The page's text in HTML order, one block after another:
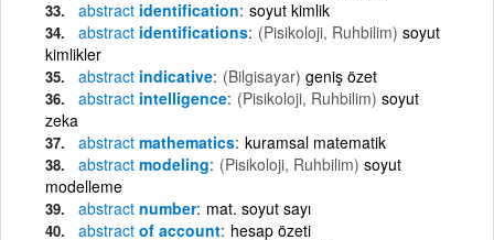
abstract identification soyut kimlik
abstract identifications (Pisikoloji, Ruhbilim) soyut
kimlikler
abstract indicative (Bilgisayar) geniş özet
abstract intelligence (Pisikoloji, Ruhbilim) soyut
zeka
abstract mathematics kuramsal matematik
abstract modeling (Pisikoloji, Ruhbilim) soyut
modelleme
abstract number mat. soyut sayı
abstract of account hesap özeti